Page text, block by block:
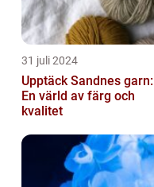
31 juli 2024
Upptäck Sandnes garn:
En värld av färg och
kvalitet